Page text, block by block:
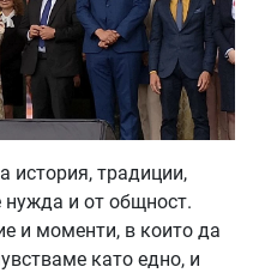
история, традиции,
и от общност.
и моменти, в които да
като едно, и